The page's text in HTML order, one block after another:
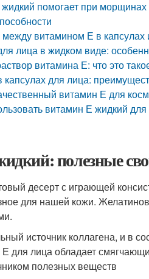
помогает при морщинах
витамином Е в
лица в жидком виде:
витамина Е: что это
для лица:
витамин Е для
витамин Е жидкий для
полезные
десерт с играющей
для нашей кожи.
источник коллагена, и в
Е для лица обладает
полезных веществ